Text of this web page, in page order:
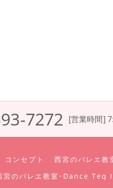
7272 [営業時間]
コンセプト 西宮のバレエ
宮のバレエ教室･Dance